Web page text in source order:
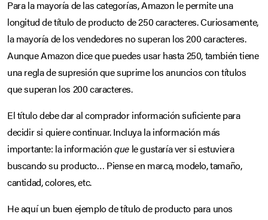
Para la mayoría de las categorías, Amazon le permite una
longitud de título de producto de 250 caracteres. Curiosamente,
la mayoría de los vendedores no superan los 200 caracteres.
Aunque Amazon dice que puedes usar hasta 250, también tiene
una regla de supresión que suprime los anuncios con títulos
que superan los 200 caracteres.
El título debe dar al comprador información suficiente para
decidir si quiere continuar. Incluya la información más
importante: la informaciónque le gustaría ver si estuviera
buscando su producto… Piense en marca, modelo, tamaño,
cantidad, colores, etc.
He aquí un buen ejemplo de título de producto para unos